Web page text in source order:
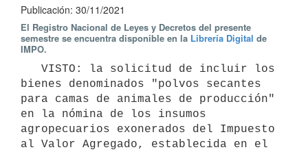
Publicación: 30/11/2021
El Registro Nacional de Leyes y Decretos del presente
semestre se encuentra disponible en la Librería Digital de
IMPO.
bienes denominados "polvos secantes
para camas de animales de producción"
en la nómina de los insumos
agropecuarios exonerados del Impuesto
al Valor Agregado, establecida en el